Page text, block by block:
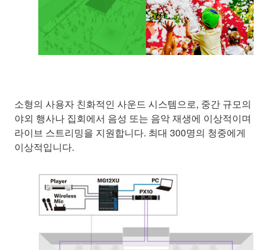
소형의 사용자 친화적인 사운드 시스템으로, 중간 규모의
야외 행사나 집회에서 음성 또는 음악 재생에 이상적이며
라이브 스트리밍을 지원합니다. 최대 300명의 청중에게
이상적입니다.